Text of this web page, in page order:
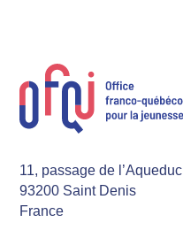
11, passage de l’Aqueduc
93200 Saint Denis
France